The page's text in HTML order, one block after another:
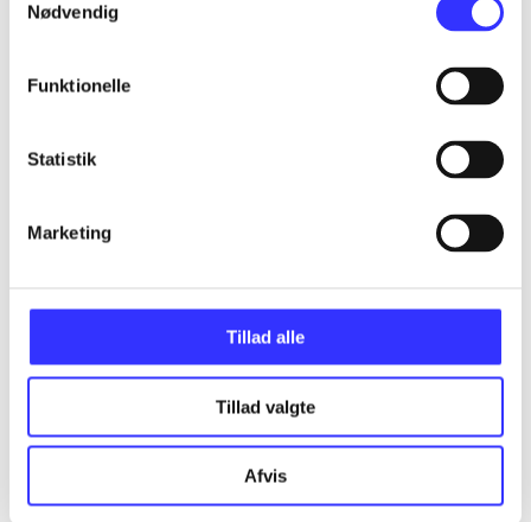
Nødvendig
Funktionelle
Statistik
Marketing
Tillad alle
Tillad valgte
Afvis
Artikler
...